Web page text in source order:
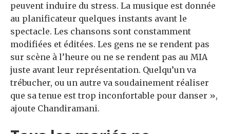
peuvent induire du stress. La musique est donnée
au planificateur quelques instants avant le
spectacle. Les chansons sont constamment
modifiées et éditées. Les gens ne se rendent pas
sur scène à l’heure ou ne se rendent pas au MIA
juste avant leur représentation. Quelqu’un va
trébucher, ou un autre va soudainement réaliser
que sa tenue est trop inconfortable pour danser »,
ajoute Chandiramani.